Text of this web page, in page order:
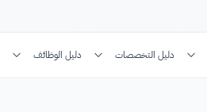
دليل التخصصات دليل الوظائف